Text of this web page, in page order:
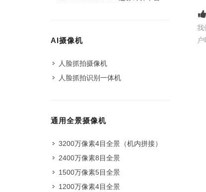
我
AI摄像机
人脸抓拍摄像机
人脸抓拍识别一体机
通用全景摄像机
3200万像素4目全景（机内拼接）
2400万像素8目全景
1500万像素5目全景
1200万像素4目全景